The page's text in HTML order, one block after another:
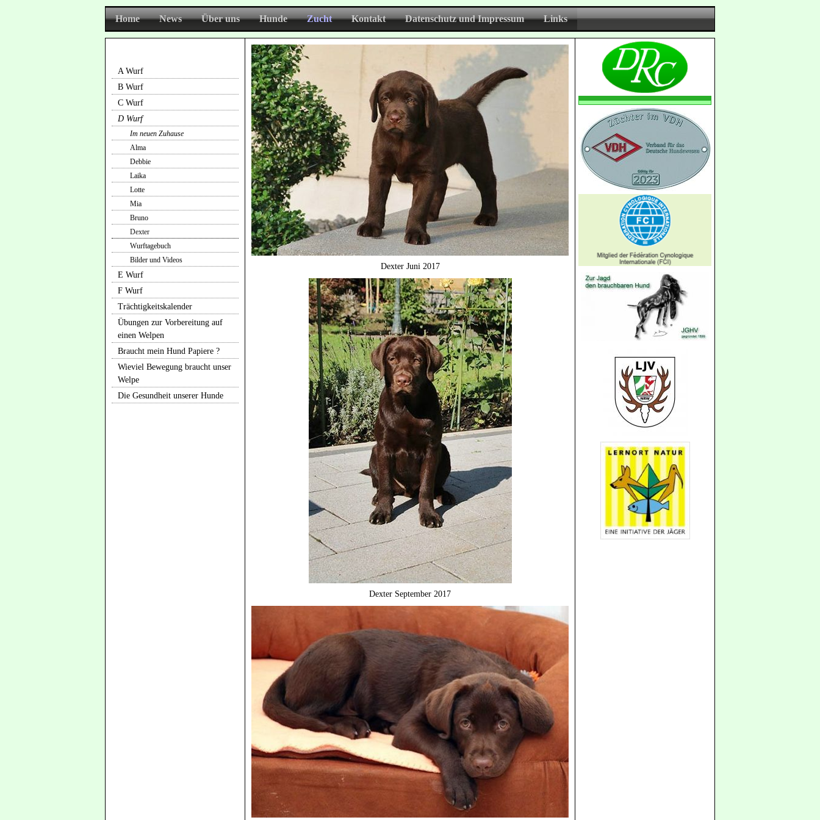
Home News Über uns Hunde Zucht Kontakt Datenschutz und Impressum Links
A Wurf
B Wurf
C Wurf
D Wurf
Im neuen Zuhause
Alma
Debbie
Laika
Lotte
Mia
Bruno
Dexter
Wurftagebuch
Bilder und Videos
E Wurf
F Wurf
Trächtigkeitskalender
Übungen zur Vorbereitung auf
einen Welpen
Braucht mein Hund Papiere ?
Wieviel Bewegung braucht unser
Welpe
Die Gesundheit unserer Hunde
Dexter Juni 2017
Dexter September 2017